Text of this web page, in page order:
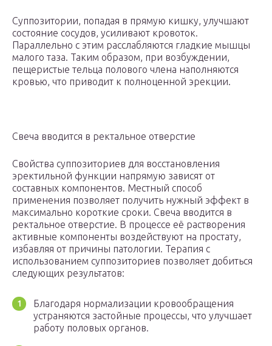
Суппозитории, попадая в прямую кишку, улучшают
состояние сосудов, усиливают кровоток.
Параллельно с этим расслабляются гладкие мышцы
малого таза. Таким образом, при возбуждении,
пещеристые тельца полового члена наполняются
кровью, что приводит к полноценной эрекции.
Свеча вводится в ректальное отверстие
Свойства суппозиториев для восстановления
эректильной функции напрямую зависят от
составных компонентов. Местный способ
применения позволяет получить нужный эффект в
максимально короткие сроки. Свеча вводится в
ректальное отверстие. В процессе её растворения
активные компоненты воздействуют на простату,
избавляя от причины патологии. Терапия с
использованием суппозиториев позволяет добиться
следующих результатов:
Благодаря нормализации кровообращения
устраняются застойные процессы, что улучшает
работу половых органов.